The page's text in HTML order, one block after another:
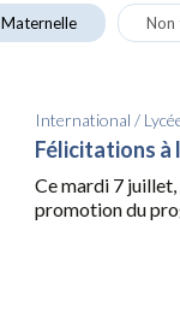
Maternelle Non
International /
Félicitations à
Ce mardi 7 juillet,
promotion du